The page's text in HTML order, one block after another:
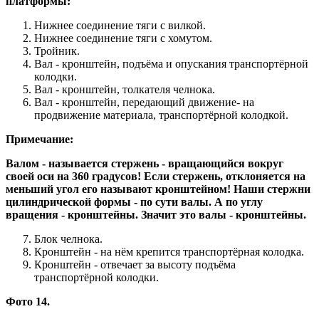
Нижнее соединение тяги с вилкой.
Нижнее соединение тяги с хомутом.
Тройник.
Вал - кронштейн, подъёма и опускания транспортёрной
колодки.
Вал - кронштейн, толкателя челнока.
Вал - кронштейн, передающий движение- на
продвижение материала, транспортёрной колодкой.
Примечание:
Валом - называется стержень - вращающийся вокруг
своей оси на 360 градусов! Если стержень, отклоняется на
меньший угол его называют кронштейном! Наши стержни
цилиндрической формы - по сути валы. А по углу
вращения - кронштейны. Значит это валы - кронштейны.
Блок челнока.
Кронштейн - на нём крепится транспортёрная колодка.
Кронштейн - отвечает за высоту подъёма
транспортёрной колодки.
Фото 14.